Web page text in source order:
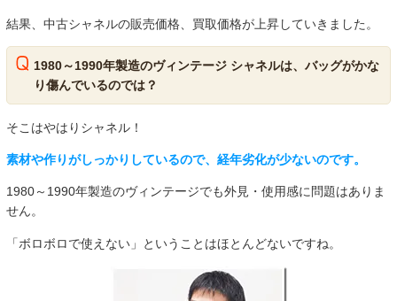
結果、中古シャネルの販売価格、買取価格が上昇していきました。
1980～1990年製造のヴィンテージ シャネルは、バッグがかな
り傷んでいるのでは？
そこはやはりシャネル！
素材や作りがしっかりしているので、経年劣化が少ないのです。
1980～1990年製造のヴィンテージでも外見・使用感に問題はありま
せん。
「ボロボロで使えない」ということはほとんどないですね。